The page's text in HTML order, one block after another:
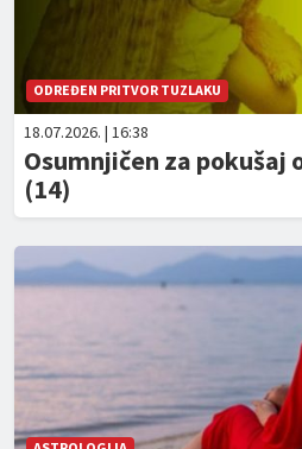
ODREĐEN PRITVOR TUZLAKU
18.07.2026. | 16:38
Osumnjičen za pokušaj
(14)